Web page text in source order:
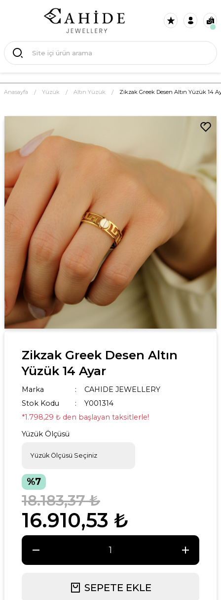
Anasayfa Yüzük Altın Yüzük Zikzak Greek Desen Altın Yüzük 14
Zikzak Greek Desen Altın
Yüzük 14 Ayar
Marka
CAHIDE JEWELLERY
Stok Kodu
Y001314
*1.798,29 ₺ den başlayan taksitlerle!
Yüzük Ölçüsü
%7
16.910,53 ₺
18.183,37 ₺
SEPETE EKLE